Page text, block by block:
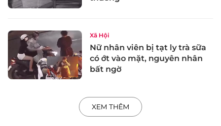
Xã Hội
Nữ nhân viên bị tạt ly trà sữa
có ớt vào mặt, nguyên nhân
bất ngờ
XEM THÊM